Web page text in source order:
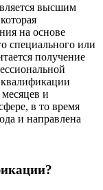
высшим
на основе
специального или
получение
и
в то время
и направлена